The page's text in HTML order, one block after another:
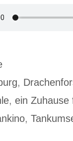
,
, ein Zuhause
,